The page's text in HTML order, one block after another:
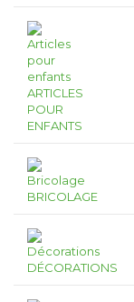
ARTICLES
POUR
ENFANTS
BRICOLAGE
DÉCORATIONS